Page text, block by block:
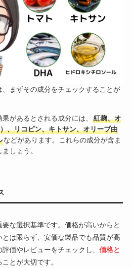
まずその成分をチェックすることが
があるとされる成分には、
紅麹、オ
、リコピン、キトサン、オリーブ由
などがあります。これらの成分が含ま
しょう。
な選択基準です。価格が高いからと
は限らず、安価な製品でも品質が高
価やレビューをチェックし、 価格と
とが大切です。